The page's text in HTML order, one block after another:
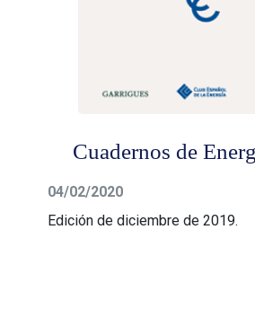
Cuadernos de
04/02/2020
Edición de diciembre de 2019.